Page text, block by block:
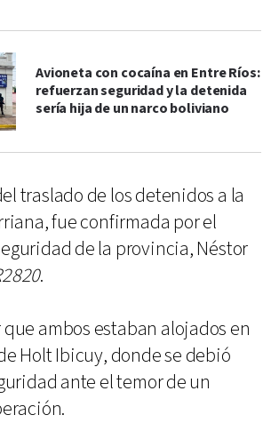
Avioneta con cocaína en Entre Ríos:
refuerzan seguridad y la detenida
sería hija de un narco boliviano
traslado de los detenidos a la
fue confirmada por el
de la provincia, Néstor
.
ambos estaban alojados en
Holt Ibicuy, donde se debió
ante el temor de un